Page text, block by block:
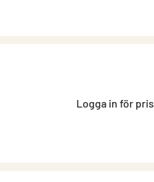
Logga in för pris